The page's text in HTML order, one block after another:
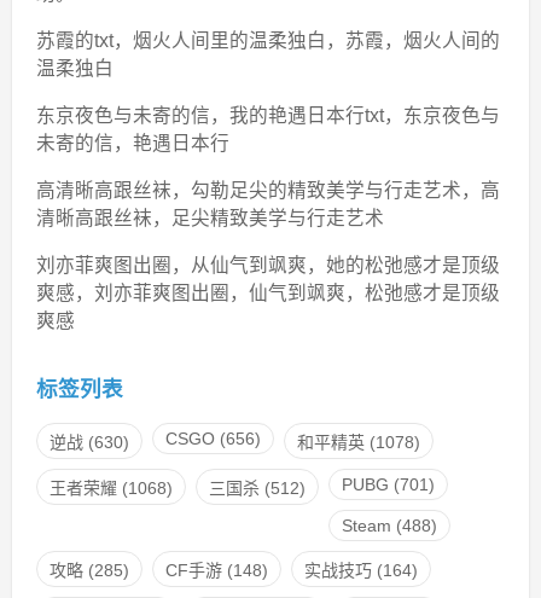
苏霞的txt，烟火人间里的温柔独白，苏霞，烟火人间的
温柔独白
东京夜色与未寄的信，我的艳遇日本行txt，东京夜色与
未寄的信，艳遇日本行
高清晰高跟丝袜，勾勒足尖的精致美学与行走艺术，高
清晰高跟丝袜，足尖精致美学与行走艺术
刘亦菲爽图出圈，从仙气到飒爽，她的松弛感才是顶级
爽感，刘亦菲爽图出圈，仙气到飒爽，松弛感才是顶级
爽感
标签列表
逆战(630) CSGO(656) 和平精英(1078)
王者荣耀 (1068) 三国杀(512) PUBG (701)
Steam (488)
攻略(285) CF手游(148) 实战技巧(164)